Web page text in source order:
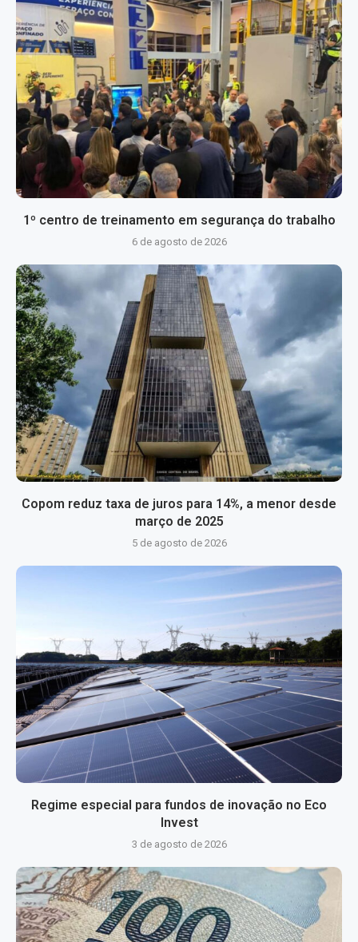
1º centro de treinamento em segurança do trabalho
6 de agosto de 2026
Copom reduz taxa de juros para 14%, a menor desde
março de 2025
5 de agosto de 2026
Regime especial para fundos de inovação no Eco
Invest
3 de agosto de 2026